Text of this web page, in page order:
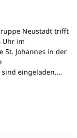
Neustadt trifft
Uhr im
St. Johannes in der
sind eingeladen.…